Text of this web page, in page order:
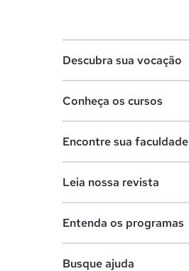
Descubra sua vocação
Lista de profissões
Conheça os cursos
Cursos de graduação
Cursos livres
Encontre sua faculdade
Faculdades na sua cidade
Leia nossa revista
Dicas e curiosidades
Entenda os programas
Busque ajuda